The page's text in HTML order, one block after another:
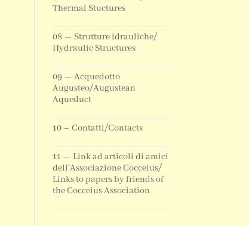
Thermal Stuctures
08 — Strutture idrauliche/
Hydraulic Structures
09 — Acquedotto
Augusteo/Augustean
Aqueduct
10 – Contatti/Contacts
11 — Link ad articoli di amici
dell’Associazione Cocceius/
Links to papers by friends of
the Cocceius Association